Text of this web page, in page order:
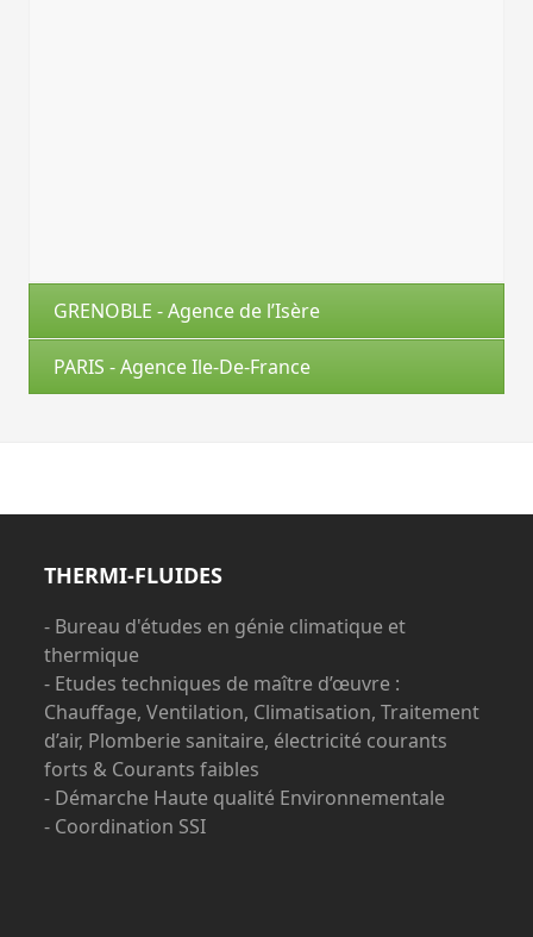
GRENOBLE - Agence de l’Isère
PARIS - Agence Ile-De-France
THERMI-FLUIDES
- Bureau d'études en génie climatique et
thermique
- Etudes techniques de maître d’œuvre :
Chauffage, Ventilation, Climatisation, Traitement
d’air, Plomberie sanitaire, électricité courants
forts & Courants faibles
- Démarche Haute qualité Environnementale
- Coordination SSI